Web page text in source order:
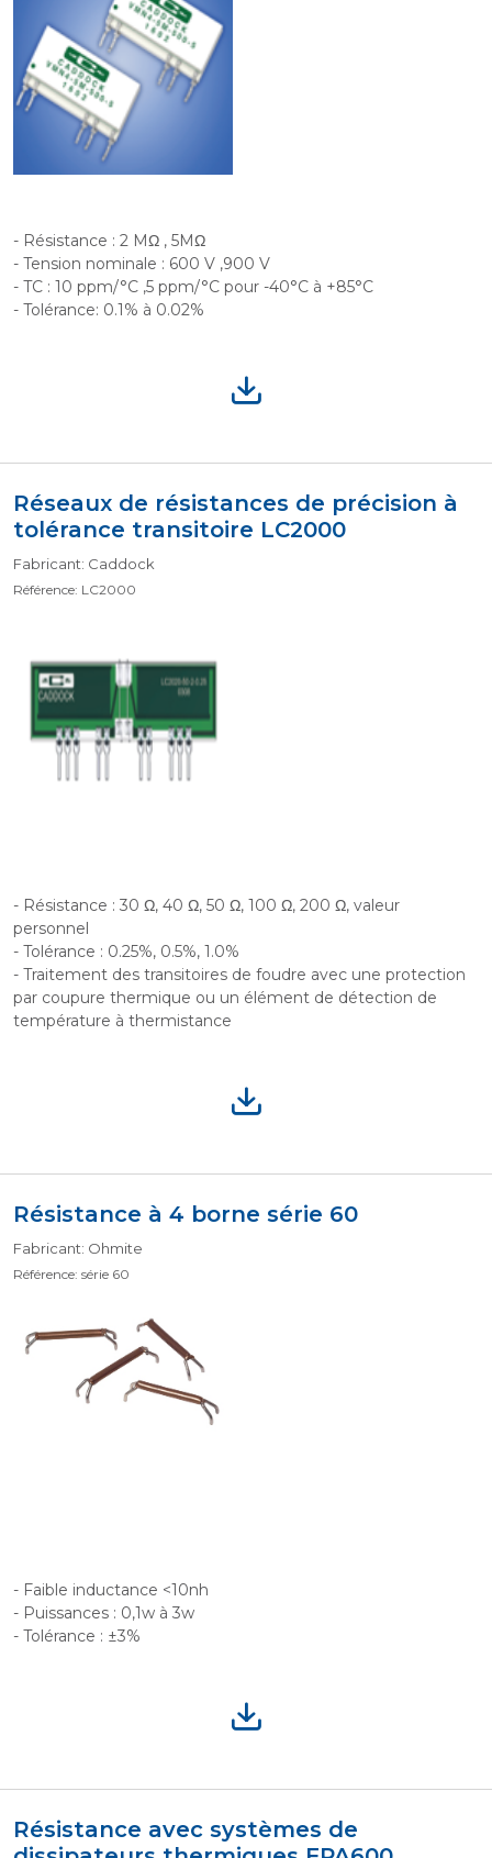
- Résistance : 2 MΩ , 5MΩ
- Tension nominale : 600 V ,900 V
- TC : 10 ppm/°C ,5 ppm/°C pour -40°C à +85°C
- Tolérance: 0.1% à 0.02%
Réseaux de résistances de précision à
tolérance transitoire LC2000
Fabricant: Caddock
Référence: LC2000
- Résistance : 30 Ω, 40 Ω, 50 Ω, 100 Ω, 200 Ω, valeur
personnel
- Tolérance : 0.25%, 0.5%, 1.0%
- Traitement des transitoires de foudre avec une protection
par coupure thermique ou un élément de détection de
température à thermistance
Résistance à 4 borne série 60
Fabricant: Ohmite
Référence: série 60
- Faible inductance <10nh
- Puissances : 0,1w à 3w
- Tolérance : ±3%
Résistance avec systèmes de